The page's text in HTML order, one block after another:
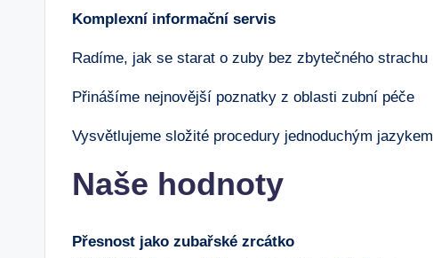
Komplexní informační servis
Radíme, jak se starat o zuby bez zbytečného strachu
Přinášíme nejnovější poznatky z oblasti zubní péče
Vysvětlujeme složité procedury jednoduchým jazykem
Naše hodnoty
Přesnost jako zubařské zrcátko